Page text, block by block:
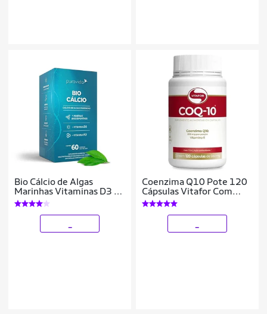
Bio Cálcio de Algas
Marinhas Vitaminas D3 e
K2 60 cáps Puravida
Coenzima Q10 Pote 120
Cápsulas Vitafor Com
Vitamina E